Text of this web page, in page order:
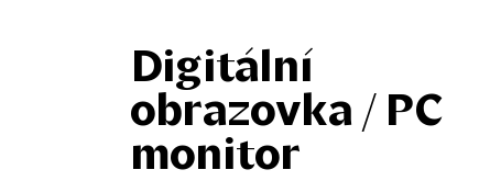
Digitální
obrazovka / PC
monitor